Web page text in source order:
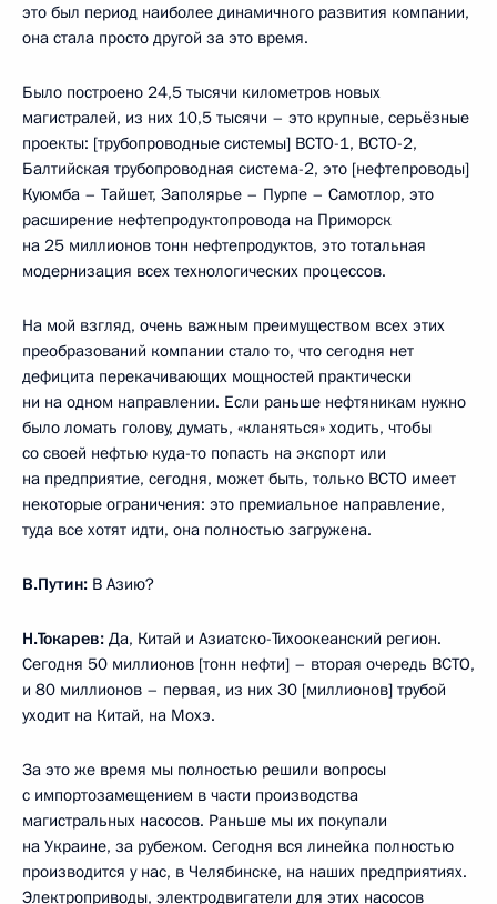
это был период наиболее динамичного развития компании,
она стала просто другой за это время.
Было построено 24,5 тысячи километров новых
магистралей, из них 10,5 тысячи – это крупные, серьёзные
проекты: [трубопроводные системы] ВСТО-1, ВСТО-2,
Балтийская трубопроводная система-2, это [нефтепроводы]
Куюмба – Тайшет, Заполярье – Пурпе – Самотлор, это
расширение нефтепродуктопровода на Приморск
на 25 миллионов тонн нефтепродуктов, это тотальная
модернизация всех технологических процессов.
На мой взгляд, очень важным преимуществом всех этих
преобразований компании стало то, что сегодня нет
дефицита перекачивающих мощностей практически
ни на одном направлении. Если раньше нефтяникам нужно
было ломать голову, думать, «кланяться» ходить, чтобы
со своей нефтью куда-то попасть на экспорт или
на предприятие, сегодня, может быть, только ВСТО имеет
некоторые ограничения: это премиальное направление,
туда все хотят идти, она полностью загружена.
В.Путин: В Азию?
Н.Токарев: Да, Китай и Азиатско-Тихоокеанский регион.
Сегодня 50 миллионов [тонн нефти] – вторая очередь ВСТО,
и 80 миллионов – первая, из них 30 [миллионов] трубой
уходит на Китай, на Мохэ.
За это же время мы полностью решили вопросы
с импортозамещением в части производства
магистральных насосов. Раньше мы их покупали
на Украине, за рубежом. Сегодня вся линейка полностью
производится у нас, в Челябинске, на наших предприятиях.
Электроприводы, электродвигатели для этих насосов